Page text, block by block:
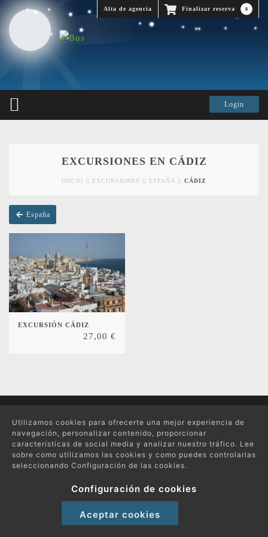
Finalizar reserva 0
Alta de agencia
EXCURSIONES EN CÁDIZ
INICIO EXCURSIONES ESPAÑA CÁDIZ
España
EXCURSIÓN CÁDIZ
27,00 €
Política de compras y devoluciones
Política de Cookies
Copyright 2026 © Excursiones por el Mundo | Todos los derechos reservados
Utilizamos cookies para ofrecerte una mejor experiencia de
navegación, personalizar contenido, proporcionar
características de social media y analizar nuestro tráfico. Lee
sobre como utilizamos las cookies y como puedes controlarlas
seleccionando Configuración de las cookies.
Configuración de cookies
Aceptar cookies